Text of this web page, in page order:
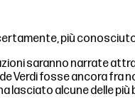
più
saranno narrate
Verdi fosse ancora fra
alcune delle più